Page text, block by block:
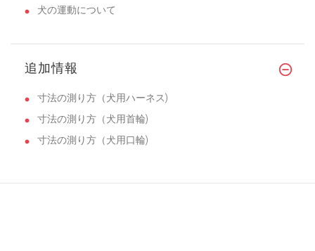
犬の運動について
追加情報
寸法の測り方（犬用ハーネス)
寸法の測り方（犬用首輪)
寸法の測り方（犬用口輪)